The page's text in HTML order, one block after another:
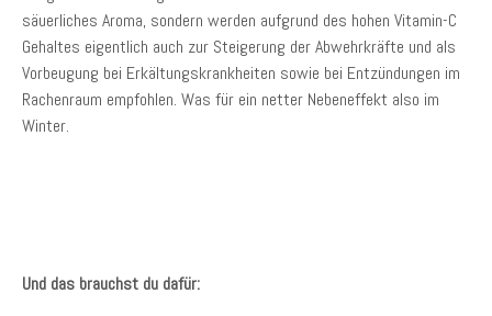
säuerliches Aroma, sondern werden aufgrund des hohen Vitamin-C
Gehaltes eigentlich auch zur Steigerung der Abwehrkräfte und als
Vorbeugung bei Erkältungskrankheiten sowie bei Entzündungen im
Rachenraum empfohlen. Was für ein netter Nebeneffekt also im
Winter.
Und das brauchst du dafür: